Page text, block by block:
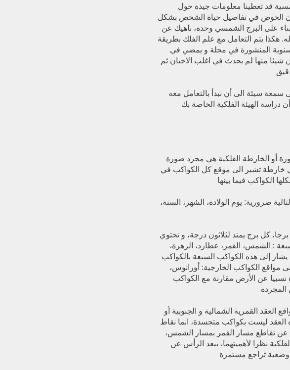
قد تعطينا معلومات جيدة حول
الخوض في تفاصيل حياة الشخص بشكل
على البرج الشمسي وحده، ناهيك عن
هكذا يتم التعامل مع علم الفلك بطريقة
المنشورة في مجلة و يمضي في
شيئا منها لم يحدث في اغلب الاحيان ثم
سيئة الى أن نبدأ بالتعامل معه
أو الخارطة الفلكية هي مجرد صورة
خارطة تشير الى موقع كل الكواكب في
ضرورية: يوم الولادة، الشهر، السنة،
كل برج يمتد لثلاثون درجة، و تحتوي
: الشمس، القمر، عطارد، الزهرة،
إلى هذه الكواكب السبعة بالكواكب
مواقع الكواكب الخارجية: أورانوس،
نسبيا عن الأرض مقارنة مع الكواكب
العقد القمرية الشمالية و الجنوبية أو
ليست بكواكب متجسدة، انما نقاط
عن تقاطع مسار القمر بمسار الشمس،
نظرا لأهميتهما، يبعد الرأس عن